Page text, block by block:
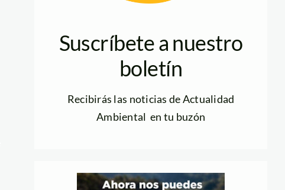
Suscríbete a nuestro
boletín
Recibirás las noticias de Actualidad
Ambiental en tu buzón